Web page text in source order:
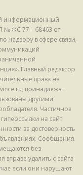
информационный
№ ФС 77 – 68463 от
надзору в сфере связи,
Главный редактор
права на
принадлежат
другими
Частичное
на сайт
за достоверность
Сообщения
без
вправе удалить с сайта
если они нарушают